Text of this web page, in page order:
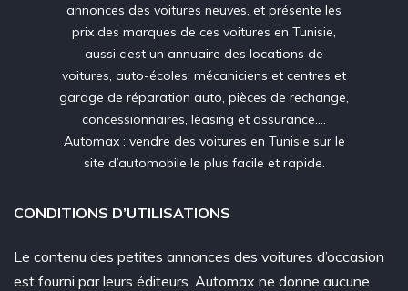
annonces des voitures neuves, et présente les
prix des marques de ces voitures en Tunisie,
aussi c’est un annuaire des locations de
voitures, auto-écoles, mécaniciens et centres et
garage de réparation auto, pièces de rechange,
concessionnaires, leasing et assurance….
Automax : vendre des voitures en Tunisie sur le
site d’automobile le plus facile et rapide.
CONDITIONS D’UTILISATIONS
Le contenu des petites annonces des voitures d’occasion
est fourni par leurs éditeurs. Automax ne donne aucune